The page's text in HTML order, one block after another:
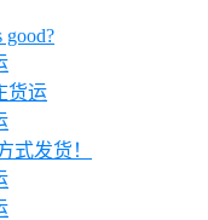
good?
货运
式发货！